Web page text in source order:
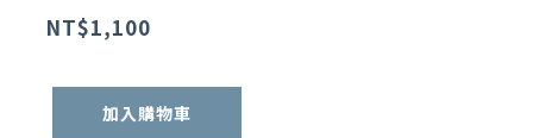
NT$1,100
加入購物車